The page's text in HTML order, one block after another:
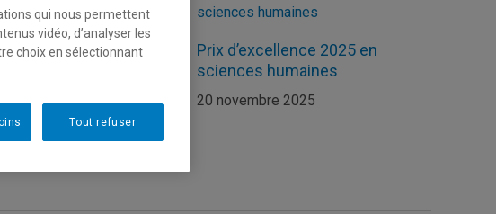
liens entre le
2025
Prix d’excellence 2025 en
sciences humaines
20 novembre 2025
qui nous permettent
vidéo, d’analyser les
choix en sélectionnant
Tout refuser